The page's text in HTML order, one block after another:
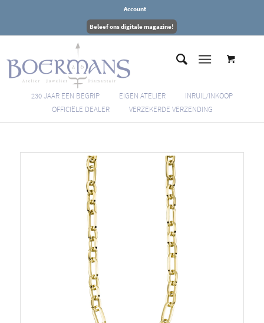
Account
Beleef ons digitale magazine!
230 JAAR EEN BEGRIP EIGEN ATELIER
INRUIL/INKOOP
OFFICIËLE DEALER
VERZEKERDE VERZENDING